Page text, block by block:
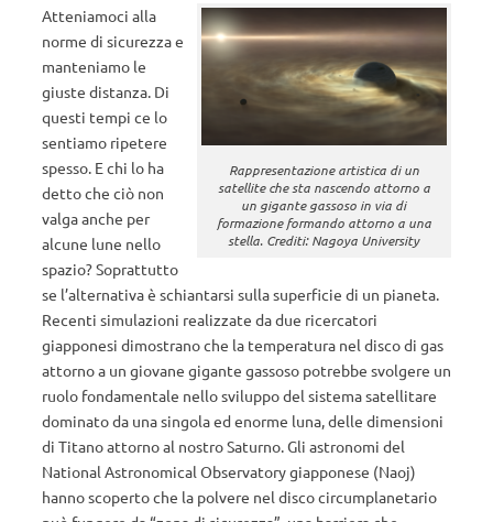
Rappresentazione artistica di un
satellite che sta nascendo attorno a
un gigante gassoso in via di
formazione formando attorno a una
stella. Crediti: Nagoya University
Atteniamoci alla
norme di sicurezza e
manteniamo le
giuste distanza. Di
questi tempi ce lo
sentiamo ripetere
spesso. E chi lo ha
detto che ciò non
valga anche per
alcune lune nello
spazio? Soprattutto
se l’alternativa è schiantarsi sulla superficie di un pianeta.
Recenti simulazioni realizzate da due ricercatori
giapponesi dimostrano che la temperatura nel disco di gas
attorno a un giovane gigante gassoso potrebbe svolgere un
ruolo fondamentale nello sviluppo del sistema satellitare
dominato da una singola ed enorme luna, delle dimensioni
di Titano attorno al nostro Saturno. Gli astronomi del
National Astronomical Observatory giapponese (Naoj)
hanno scoperto che la polvere nel disco circumplanetario